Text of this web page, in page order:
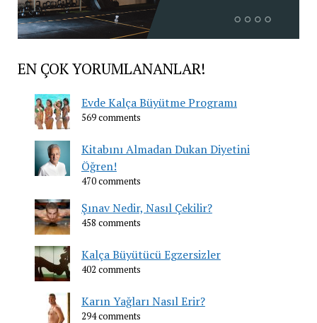
EN ÇOK YORUMLANANLAR!
Evde Kalça Büyütme Programı
569 comments
Kitabını Almadan Dukan Diyetini
Öğren!
470 comments
Şınav Nedir, Nasıl Çekilir?
458 comments
Kalça Büyütücü Egzersizler
402 comments
Karın Yağları Nasıl Erir?
294 comments